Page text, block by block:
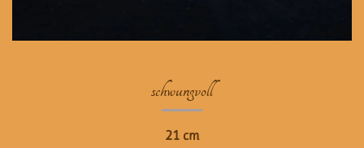
schwungvoll
21 cm